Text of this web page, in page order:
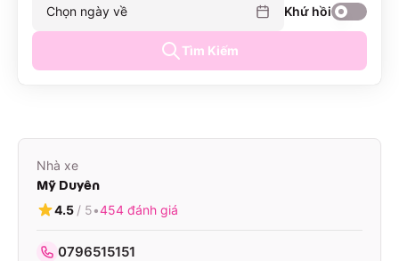
Khứ hồi
Chọn ngày về
Tìm Kiếm
Nhà xe
Mỹ Duyên
4.5 / 5•454 đánh giá
0796515151